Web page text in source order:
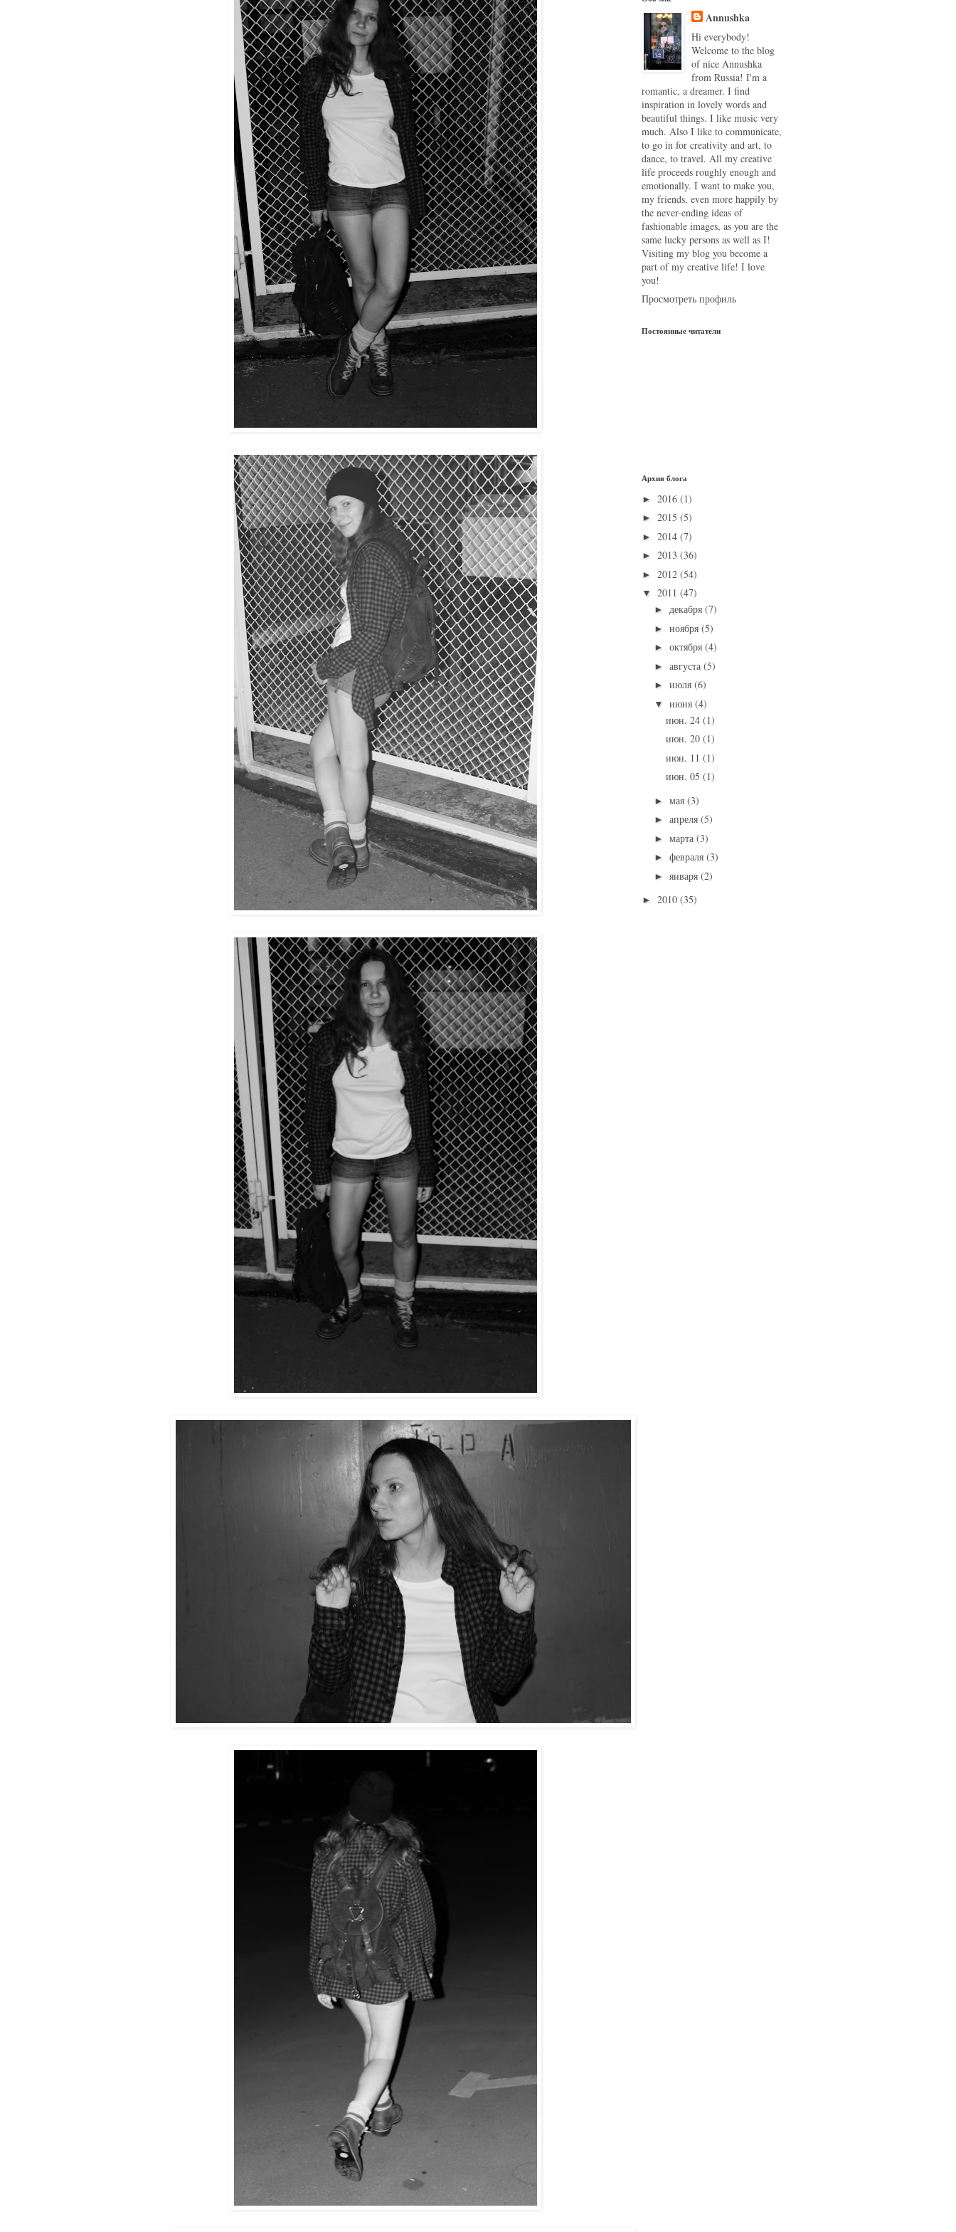
Annushka
Hi everybody!
Welcome to the blog
of nice Annushka
from Russia! I'm a
romantic, a dreamer. I find
inspiration in lovely words and
beautiful things. I like music very
much. Also I like to communicate,
to go in for creativity and art, to
dance, to travel. All my creative
life proceeds roughly enough and
emotionally. I want to make you,
my friends, even more happily by
the never-ending ideas of
fashionable images, as you are the
same lucky persons as well as I!
Visiting my blog you become a
part of my creative life! I love
you!
Просмотреть профиль
Постоянные читатели
Архив блога
► 2016 (1)
► 2015 (5)
► 2014 (7)
► 2013 (36)
► 2012 (54)
▼ 2011 (47)
► декабря (7)
► ноября (5)
► октября (4)
► августа (5)
► июля (6)
▼ июня (4)
июн. 24 (1)
июн. 20 (1)
июн. 11 (1)
июн. 05 (1)
► мая (3)
► апреля (5)
► марта (3)
► февраля (3)
► января (2)
► 2010 (35)